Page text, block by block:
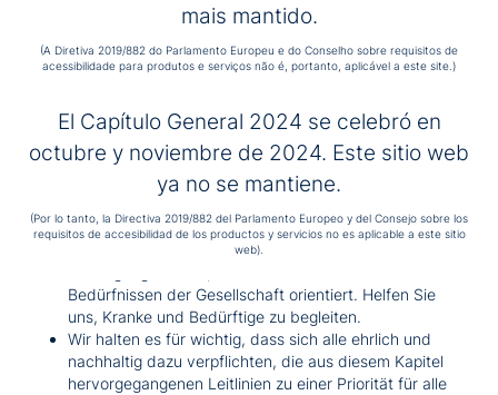
Wir wollen die Suche nach innovativen Lösungen für
neue Verletzlichkeiten fördern, einschließlich der
Förderung von Forschung, der humanisierten
Gesundheitserziehung und guter Umweltpraktiken.
Wir wollen Versorgungsmodelle, die eine
kontinuierliche Verbesserung in allen Prozessen
fördern, bioethische und seelsorgerische Praktiken
Erfahrung der betreuten Personen anerkennen und
eine Prävention, Gesundheitsförderung und
Bedürfnissen der Gesellschaft orientiert. Helfen Sie
uns, Kranke und Bedürftige zu begleiten.
Wir halten es für wichtig, dass sich alle ehrlich und
nachhaltig dazu verpflichten, die aus diesem Kapitel
hervorgegangenen Leitlinien zu einer Priorität für alle
mais mantido.
(A Diretiva 2019/882 do Parlamento Europeu e do Conselho sobre requisitos de
acessibilidade para produtos e serviços não é, portanto, aplicável a este site.)
El Capítulo General 2024 se celebró en
octubre y noviembre de 2024. Este sitio web
ya no se mantiene.
(Por lo tanto, la Directiva 2019/882 del Parlamento Europeo y del Consejo sobre los
requisitos de accesibilidad de los productos y servicios no es aplicable a este sitio
web).